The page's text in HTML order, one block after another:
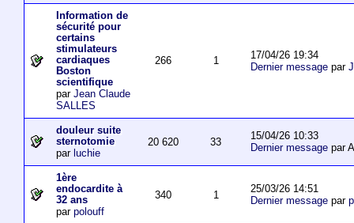
Information de
sécurité pour
certains
stimulateurs
cardiaques
Boston
scientifique
par Jean Claude
SALLES
266 1
17/04/26 19:34
Dernier messagepar
douleur suite
sternotomie
par luchie
20 620 33
15/04/26 10:33
Dernier messagepar
1ère
endocardite à
32 ans
par polouff
340 1
25/03/26 14:51
Dernier messagepar